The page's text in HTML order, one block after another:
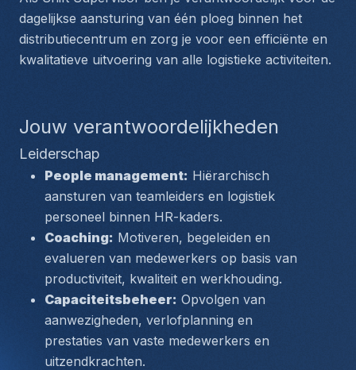
dagelijkse aansturing van één ploeg binnen het
distributiecentrum en zorg je voor een efficiënte en
kwalitatieve uitvoering van alle logistieke activiteiten.
Jouw verantwoordelijkheden
Leiderschap
People management: Hiërarchisch
aansturen van teamleiders en logistiek
personeel binnen HR-kaders.
Coaching: Motiveren, begeleiden en
evalueren van medewerkers op basis van
productiviteit, kwaliteit en werkhouding.
Capaciteitsbeheer: Opvolgen van
aanwezigheden, verlofplanning en
prestaties van vaste medewerkers en
uitzendkrachten.